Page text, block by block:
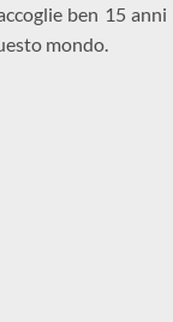
ben 15 anni
mondo.